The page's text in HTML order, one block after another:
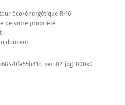
éco-énergétique R-16
de votre propriété
douceur